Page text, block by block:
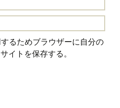
るためブラウザーに自分の
イトを保存する。